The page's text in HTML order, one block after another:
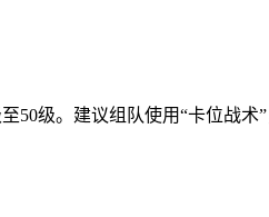
级。建议组队使用“卡位战术